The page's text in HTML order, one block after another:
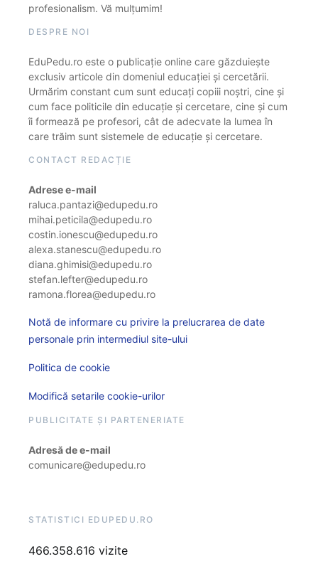
profesionalism. Vă mulțumim!
DESPRE NOI
EduPedu.ro este o publicație online care găzduiește
exclusiv articole din domeniul educației și cercetării.
Urmărim constant cum sunt educați copiii noștri, cine și
cum face politicile din educație și cercetare, cine și cum
îi formează pe profesori, cât de adecvate la lumea în
care trăim sunt sistemele de educație și cercetare.
CONTACT REDACȚIE
Adrese e-mail
raluca.pantazi@edupedu.ro
mihai.peticila@edupedu.ro
costin.ionescu@edupedu.ro
alexa.stanescu@edupedu.ro
diana.ghimisi@edupedu.ro
stefan.lefter@edupedu.ro
ramona.florea@edupedu.ro
Notă de informare cu privire la prelucrarea de date
personale prin intermediul site-ului
Politica de cookie
Modifică setarile cookie-urilor
PUBLICITATE ȘI PARTENERIATE
Adresă de e-mail
comunicare@edupedu.ro
STATISTICI EDUPEDU.RO
466.358.616 vizite